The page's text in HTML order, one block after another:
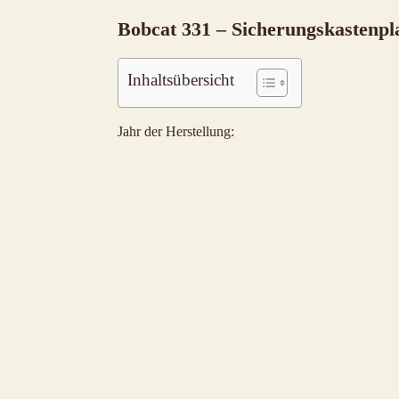
Bobcat 331 –
Inhaltsübersicht
Jahr der Herstellung: